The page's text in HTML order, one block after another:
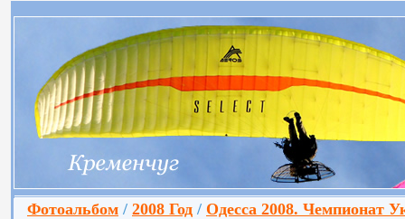
Фотоальбом / 2008 Год / Одесса 2008. Чемпионат